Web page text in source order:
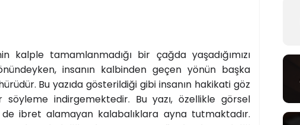
kalple tamamlanmadığı bir çağda yaşadığımızı
insanın kalbinden geçen yönün başka
Bu yazıda gösterildiği gibi insanın hakikati göz
indirgemektedir. Bu yazı, özellikle görsel
ibret alamayan kalabalıklara ayna tutmaktadır.